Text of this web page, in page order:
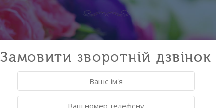
Замовити зворотній дзвінок